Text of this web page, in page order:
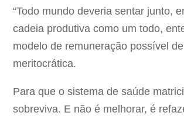
“Todo mundo deveria sentar junto,
cadeia produtiva como um todo,
modelo de remuneração possível
meritocrática.
Para que o sistema de saúde
sobreviva. E não é melhorar, é